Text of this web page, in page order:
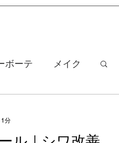
ボーテ メイク
1分